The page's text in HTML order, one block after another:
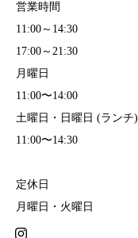
営業時間
11:00～14:30
17:00～21:30
月曜日
11:00〜14:00
土曜日・日曜日 (ランチ)
11:00〜14:30
定休日
月曜日・火曜日